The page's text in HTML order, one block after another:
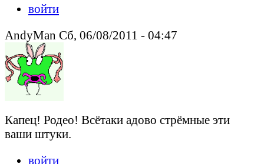
войти
AndyMan Сб, 06/08/2011 - 04:47
Капец! Родео! Всётаки адово стрёмные эти
ваши штуки.
войти